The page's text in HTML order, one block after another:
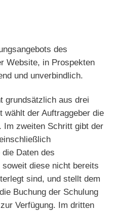
des
Website, in Prospekten
und unverbindlich.
grundsätzlich aus drei
der Auftraggeber die
Im zweiten Schritt gibt der
Daten des
diese nicht bereits
sind, und stellt dem
Buchung der Schulung
Verfügung. Im dritten